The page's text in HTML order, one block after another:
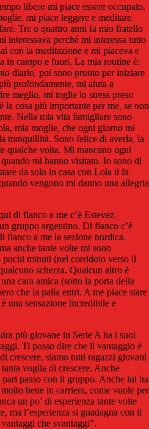
libero mi piace essere occupato,
mi piace leggere e meditare.
Tre o quattro anni fa mio fratello
interessava perché mi interessa tutto
con la meditazione e mi piaceva e
in campo e fuori. La mia routine è:
diario, poi sono pronto per iniziare
profondamente, mi aiuta a
meglio, mi toglie lo stress preso
cosa più importante per me, se non
Nella mia vita famigliare sono
mia moglie, che ogni giorno mi
tranquillità. Sono felice di averla, la
qualche volta. Mi mancano ogni
mi hanno visitato. Io sono di
da solo in casa con Lola ti fa
vengono mi danno una allegria
di fianco a me c’è Estevez,
gruppo argentino. Di fianco c’è
fianco a me la sezione nordica.
anche tante volte mi sono
pochi minuti (nel corridoio verso il
scherza. Qualcun altro è
cara amica (sotto la porta della
che la palla entri. A me piace stare
una sensazione incredibile e
più giovane in Serie A ha i suoi
Ti posso dire che il vantaggio è
crescere, siamo tutti ragazzi giovani
tanta voglia di crescere. Anche
passo con il gruppo. Anche lui ha
bene in carriera, come vuole per
un po’ di esperienza tante volte
ma l’esperienza si guadagna con il
che svantaggi”.